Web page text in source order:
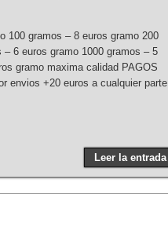
100 gramos – 8 euros gramo 200
6 euros gramo 1000 gramos – 5
gramo maxima calidad PAGOS
envios +20 euros a cualquier parte
Leer la entrada